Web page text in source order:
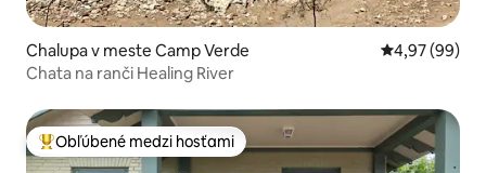
Chalupa v meste Camp Verde Priemerné
4,97 (99)
Chata na ranči Healing River
Najobľúbenejšie medzi hosťami
Obľúbené medzi hosťami